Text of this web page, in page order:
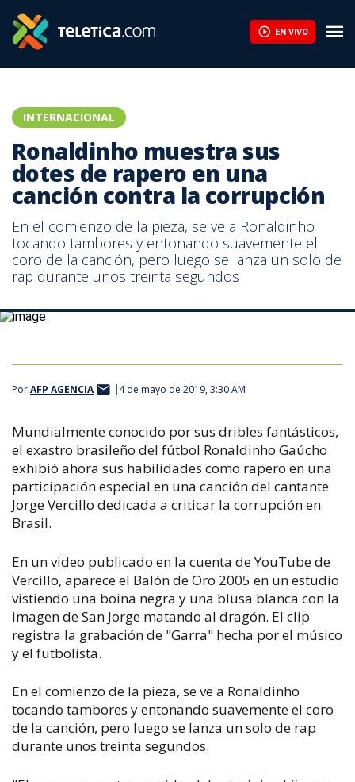
EN VIVO
INTERNACIONAL
Ronaldinho muestra sus
dotes de rapero en una
canción contra la corrupción
En el comienzo de la pieza, se ve a Ronaldinho
tocando tambores y entonando suavemente el
coro de la canción, pero luego se lanza un solo de
rap durante unos treinta segundos
Ronaldinho muestra sus dotes de rapero en una canción contra la
PorAFP AGENCIA 4 de mayo de 2019, 3:30 AM
Mundialmente conocido por sus dribles fantásticos,
el exastro brasileño del fútbol Ronaldinho Gaúcho
exhibió ahora sus habilidades como rapero en una
participación especial en una canción del cantante
Jorge Vercillo dedicada a criticar la corrupción en
Brasil.
En un video publicado en la cuenta de YouTube de
Vercillo, aparece el Balón de Oro 2005 en un estudio
vistiendo una boina negra y una blusa blanca con la
imagen de San Jorge matando al dragón. El clip
registra la grabación de "Garra" hecha por el músico
y el futbolista.
En el comienzo de la pieza, se ve a Ronaldinho
tocando tambores y entonando suavemente el coro
de la canción, pero luego se lanza un solo de rap
durante unos treinta segundos.